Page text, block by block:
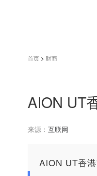
首页 > 财商
AION UT
来源： 互联网
AION UT香